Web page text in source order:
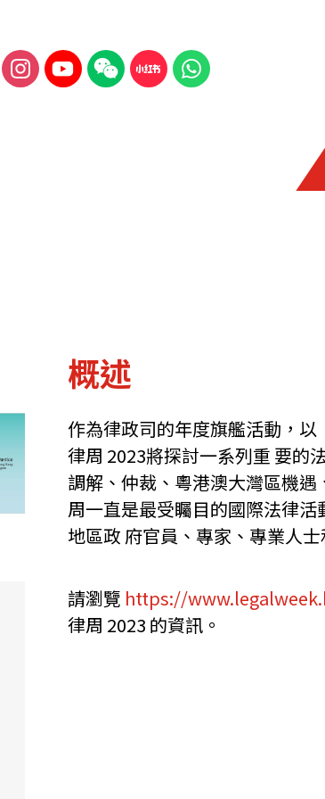
概述
作為律政司的年度旗艦活動，
律周 2023將探討一系列重 要的
調解、仲裁、粵港澳大灣區機
周一直是最受矚目的國際法律
地區政 府官員、專家、專業人
請瀏覽 https://
律周 2023 的資訊。